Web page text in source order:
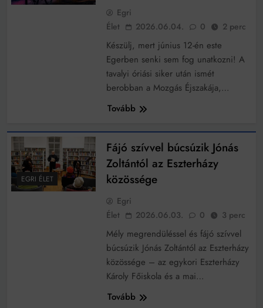
Egri
Élet
2026.06.04. 0 2 perc
Készülj, mert június 12-én este
Egerben senki sem fog unatkozni! A
tavalyi óriási siker után ismét
berobban a Mozgás Éjszakája,…
Tovább
EGRI ÉLET
Fájó szívvel búcsúzik Jónás
Zoltántól az Eszterházy
közössége
Egri
Élet
2026.06.03. 0 3 perc
Mély megrendüléssel és fájó szívvel
búcsúzik Jónás Zoltántól az Eszterházy
közössége – az egykori Eszterházy
Károly Főiskola és a mai…
Tovább